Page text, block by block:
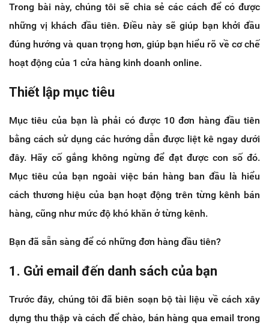
Trong bài này, chúng tôi sẽ chia sẻ các cách để có được
những vị khách đầu tiên. Điều này sẽ giúp bạn khởi đầu
đúng hướng và quan trọng hơn, giúp bạn hiểu rõ về cơ chế
hoạt động của 1 cửa hàng kinh doanh online.
Thiết lập mục tiêu
Mục tiêu của bạn là phải có được 10 đơn hàng đầu tiên
bằng cách sử dụng các hướng dẫn được liệt kê ngay dưới
đây. Hãy cố gắng không ngừng để đạt được con số đó.
Mục tiêu của bạn ngoài việc bán hàng ban đầu là hiểu
cách thương hiệu của bạn hoạt động trên từng kênh bán
hàng, cũng như mức độ khó khăn ở từng kênh.
Bạn đã sẵn sàng để có những đơn hàng đầu tiên?
1. Gửi email đến danh sách của bạn
Trước đây, chúng tôi đã biên soạn bộ tài liệu về cách xây
dựng thu thập và cách để chào, bán hàng qua email trong